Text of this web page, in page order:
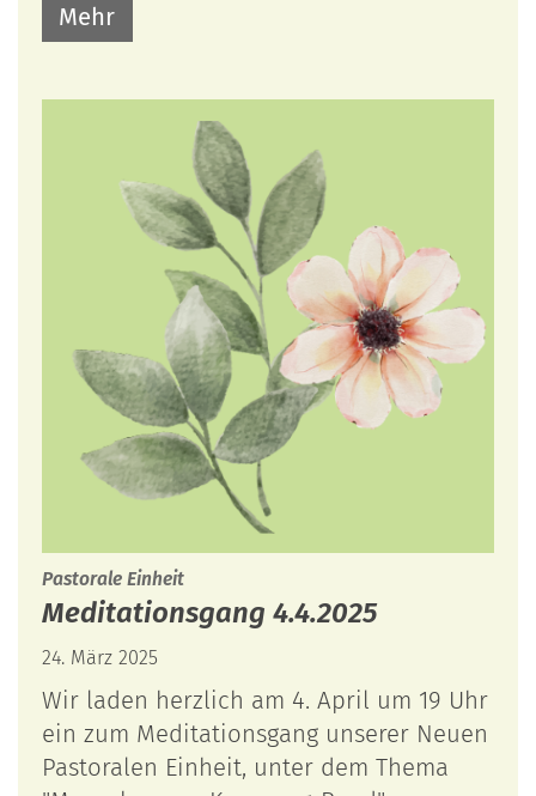
Mehr
Pastorale Einheit:
Meditationsgang 4.4.2025
24. März 2025
Wir laden herzlich am 4. April um 19 Uhr
ein zum Meditationsgang unserer Neuen
Pastoralen Einheit, unter dem Thema